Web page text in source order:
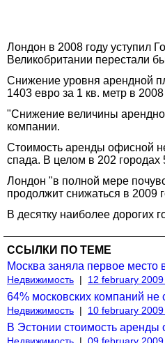
Лондон в 2008 году уступил
Великобритании перестали
Снижение уровня арендной
1403 евро за 1 кв. метр в
"Снижение величины
компании.
Стоимость аренды офисной
спада. В целом в 202
Лондон "в полной мере
продолжит снижаться в 2009
В десятку наиболее
ССЫЛКИ ПО ТЕМЕ
Москва заняла первое
Недвижимость | 12 february 2009
64% московских компаний
Недвижимость | 10 february 2009
В Эстонии стоимость аренды
Недвижимость | 09 february 2009